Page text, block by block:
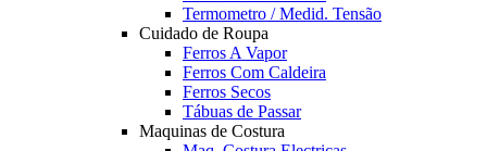
Termometro / Medid. Tensão
Cuidado de Roupa
Ferros A Vapor
Ferros Com Caldeira
Ferros Secos
Tábuas de Passar
Maquinas de Costura